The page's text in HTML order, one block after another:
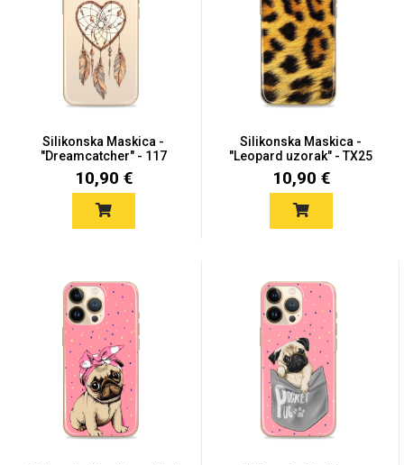
Silikonska Maskica -
"Dreamcatcher" - 117
10,90 €
Silikonska Maskica -
"Leopard uzorak" - TX25
10,90 €
Sleng Feel Good
Svemirska kolekcija Valentinovo
Univerzalne futrole i
Preklopne maskice